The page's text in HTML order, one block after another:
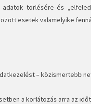
törlésére és
esetek valamelyike
– közismertebb
a korlátozás arra az